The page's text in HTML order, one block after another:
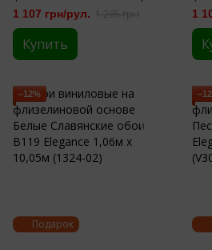
TM Ravena 1,06х10,05м
(101104-3)
1 107 грн/рул. 1 265 грн
Купить
1
Подарок
−12%